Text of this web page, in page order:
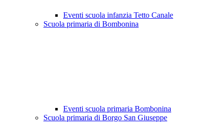
Eventi scuola infanzia Tetto Canale
Scuola primaria di Bombonina
Eventi scuola primaria Bombonina
Scuola primaria di Borgo San Giuseppe